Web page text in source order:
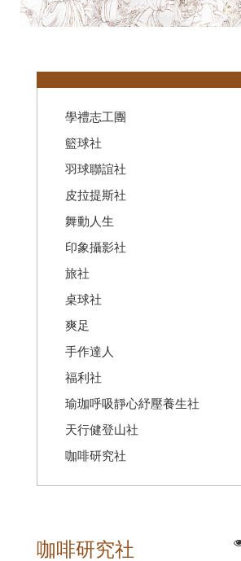
學禮志工團
籃球社
羽球聯誼社
皮拉提斯社
舞動人生
印象攝影社
旅社
桌球社
爽足
手作達人
福利社
瑜珈呼吸靜心紓壓養生社
天行健登山社
咖啡研究社
咖啡研究社